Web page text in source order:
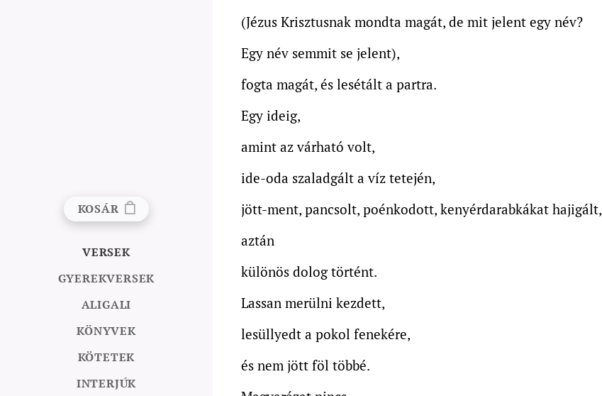
KOSÁR
VERSEK
GYEREKVERSEK
ALIGALI
KÖNYVEK
KÖTETEK
INTERJÚK
(Jézus Krisztusnak mondta magát, de mit jelent egy név?
Egy név semmit se jelent),
fogta magát, és lesétált a partra.
Egy ideig,
amint az várható volt,
ide-oda szaladgált a víz tetején,
jött-ment, pancsolt, poénkodott, kenyérdarabkákat hajigált,
aztán
különös dolog történt.
Lassan merülni kezdett,
lesüllyedt a pokol fenekére,
és nem jött föl többé.